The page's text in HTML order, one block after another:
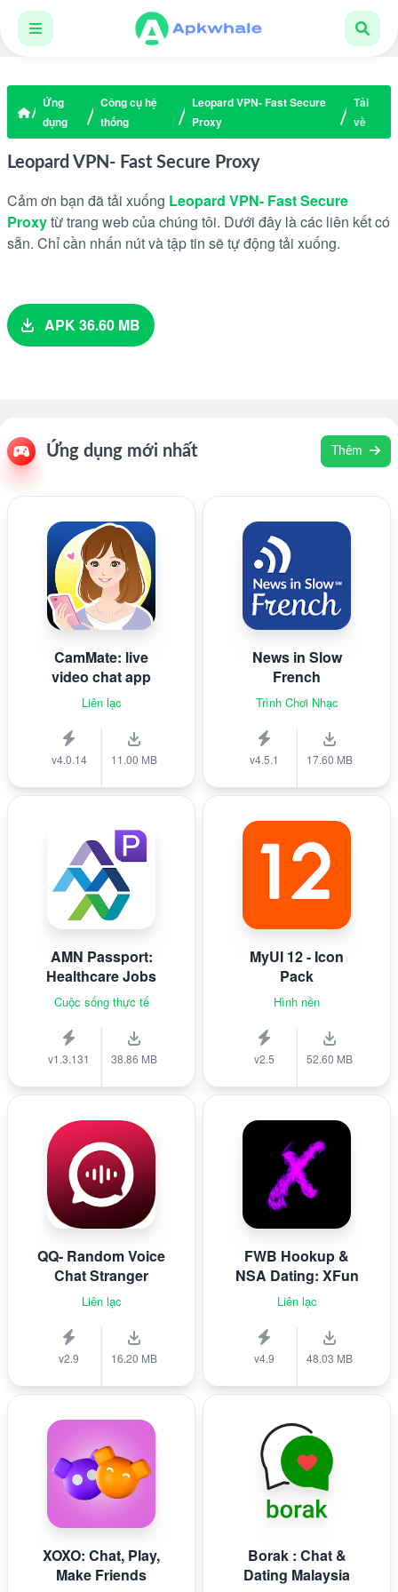
Ứng
dụng
Công cụ hệ
thống
Leopard VPN- Fast Secure
Proxy
Tải
về
Leopard VPN- Fast Secure Proxy
Cảm ơn bạn đã tải xuống Leopard VPN- Fast Secure
Proxytừ trang web của chúng tôi. Dưới đây là các liên kết có
sẵn. Chỉ cần nhấn nút và tập tin sẽ tự động tải xuống.
APK 36.60 MB
Ứng dụng mới nhất Thêm
CamMate: live
video chat app
Liên lạc
v4.0.14 11.00 MB
News in Slow
French
Trình Chơi Nhạc
v4.5.1 17.60 MB
AMN Passport:
Healthcare Jobs
Cuộc sống thực tế
v1.3.131 38.86 MB
MyUI 12 - Icon
Pack
Hình nền
v2.5 52.60 MB
QQ- Random Voice
Chat Stranger
Liên lạc
v2.9 16.20 MB
FWB Hookup &
NSA Dating: XFun
Liên lạc
v4.9 48.03 MB
XOXO: Chat, Play,
Make Friends
Borak : Chat &
Dating Malaysia